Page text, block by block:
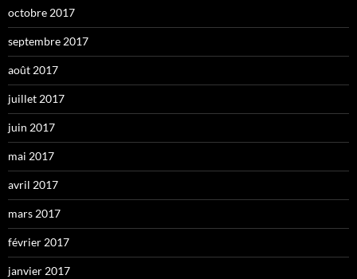
octobre 2017
septembre 2017
août 2017
juillet 2017
juin 2017
mai 2017
avril 2017
mars 2017
février 2017
janvier 2017